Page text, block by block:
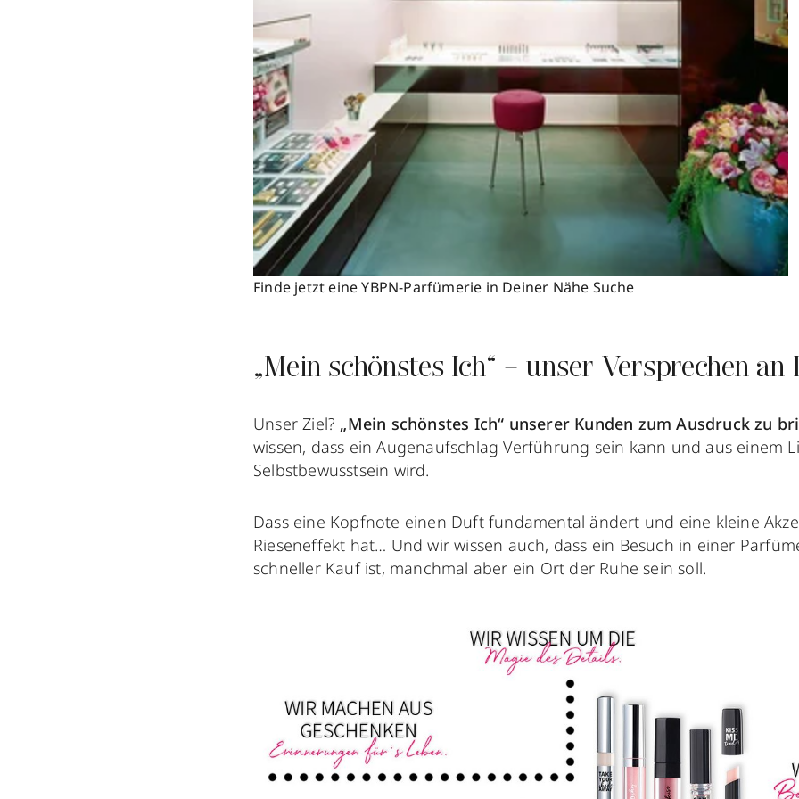
Finde jetzt eine YBPN-Parfümerie in Deiner Nähe Suche
„Mein schönstes Ich“ – unser Versprechen an
Unser Ziel? „Mein schönstes Ich“ unserer Kunden zum Ausdruck zu
wissen, dass ein Augenaufschlag Verführung sein kann und aus einem
Selbstbewusstsein wird.
Dass eine Kopfnote einen Duft fundamental ändert und eine kleine
Rieseneffekt hat… Und wir wissen auch, dass ein Besuch in einer
schneller Kauf ist, manchmal aber ein Ort der Ruhe sein soll.